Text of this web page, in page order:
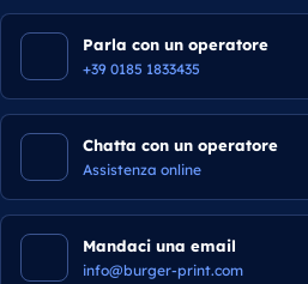
Parla con un operatore
+39 0185 1833435
Chatta con un operatore
Assistenza online
Mandaci una email
info@burger-print.com